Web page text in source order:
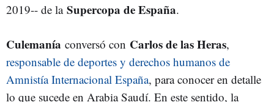
2019-- de la Supercopa de España.
Culemanía conversó con Carlos de las Heras,
responsable de deportes y derechos humanos de
Amnistía Internacional España, para conocer en detalle
lo que sucede en Arabia Saudí. En este sentido, la